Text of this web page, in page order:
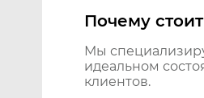
Почему
Мы
идеальном
клиентов.